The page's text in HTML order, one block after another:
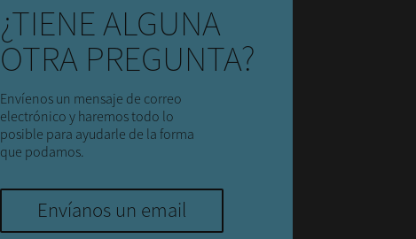
¿TIENE ALGUNA
OTRA PREGUNTA?
Envíenos un mensaje de correo
electrónico y haremos todo lo
posible para ayudarle de la forma
que podamos.
Envíanos un email